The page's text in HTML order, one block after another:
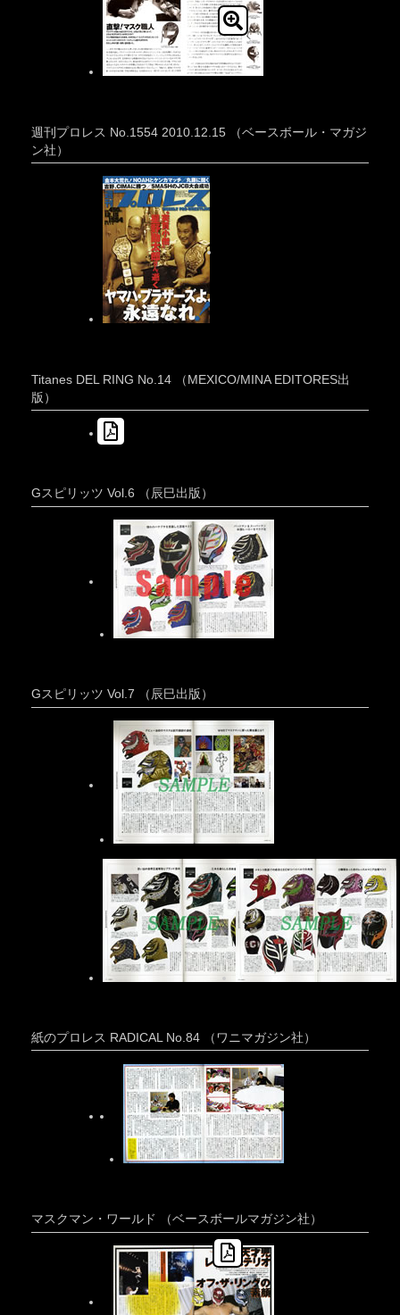
週刊プロレス No.1554 2010.12.15 （ベースボール・マガジ
ン社）
Titanes DEL RING No.14 （MEXICO/MINA EDITORES出
版）
Gスピリッツ Vol.6 （辰巳出版）
Gスピリッツ Vol.7 （辰巳出版）
紙のプロレス RADICAL No.84 （ワニマガジン社）
マスクマン・ワールド （ベースボールマガジン社）